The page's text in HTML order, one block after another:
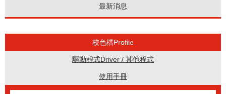
最新消息
校色檔Profile
驅動程式Driver / 其他程式
使用手冊